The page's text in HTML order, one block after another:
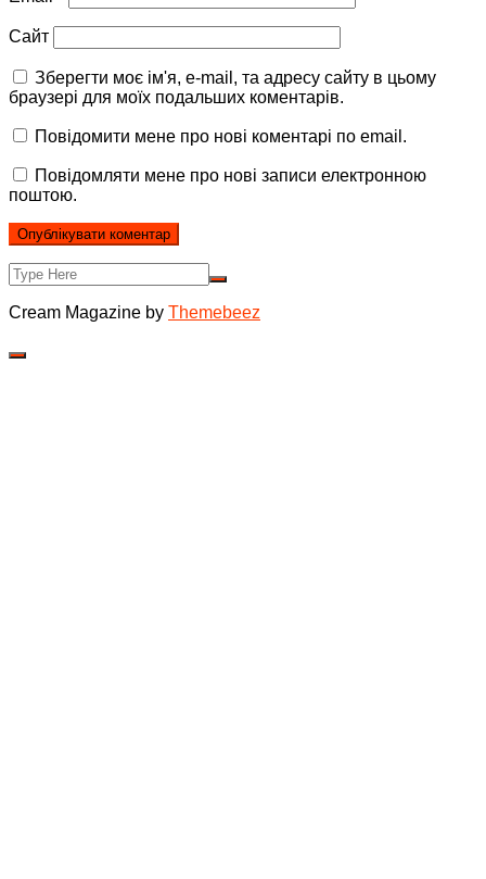
Сайт
Зберегти моє ім'я, e-mail, та адресу сайту в цьому
браузері для моїх подальших коментарів.
Повідомити мене про нові коментарі по email.
Повідомляти мене про нові записи електронною
поштою.
Cream Magazine by Themebeez